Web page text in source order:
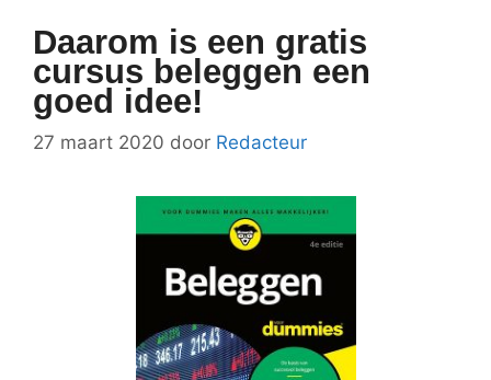
Daarom is een gratis
cursus beleggen een
goed idee!
27 maart 2020 door Redacteur